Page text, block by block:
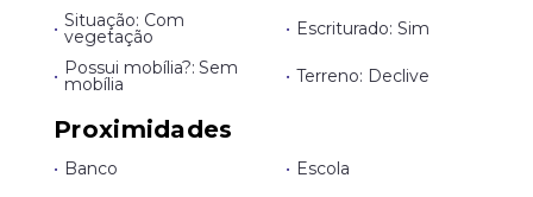
• Situação: Com
vegetação • Escriturado: Sim
• Possui mobília?: Sem
mobília • Terreno: Declive
Proximidades
• Banco • Escola